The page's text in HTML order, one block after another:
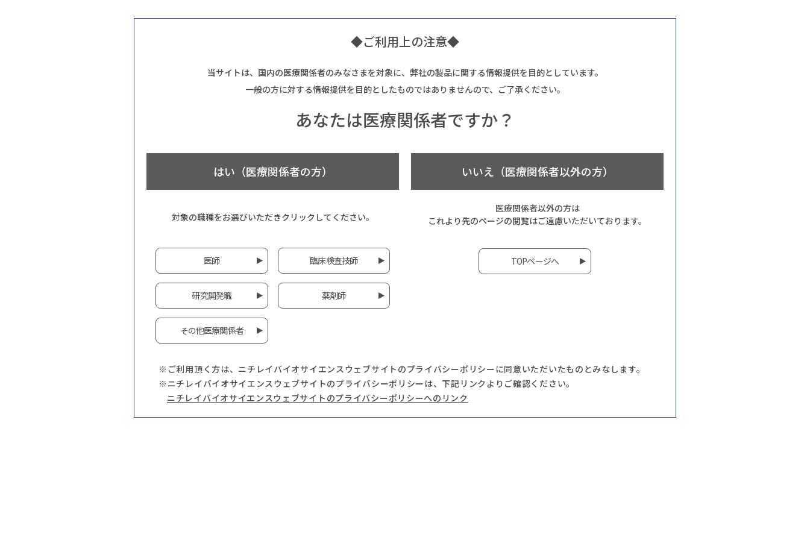
◆ご利用上の注意◆
当サイトは、国内の医療関係者のみなさまを対象に、弊社の製品に関する情報提供を目的としています。
一般の方に対する情報提供を目的としたものではありませんので、ご了承ください。
あなたは医療関係者ですか？
はい（医療関係者の方）
対象の職種をお選びいただきクリックしてください。
医師 臨床検査技師
研究開発職 薬剤師
その他医療関係者
いいえ（医療関係者以外の方）
医療関係者以外の方は
これより先のページの閲覧はご遠慮いただいております。
TOPページへ
※ご利用頂く方は、ニチレイバイオサイエンスウェブサイトのプライバシーポリシーに同意いただいたものとみなします。
※ニチレイバイオサイエンスウェブサイトのプライバシーポリシーは、下記リンクよりご確認ください。
ニチレイバイオサイエンスウェブサイトのプライバシーポリシーへのリンク